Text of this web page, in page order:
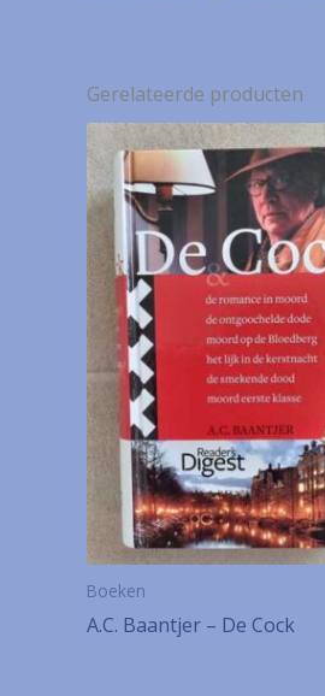
Gerelateerde producten
Boeken
A.C. Baantjer – De Cock